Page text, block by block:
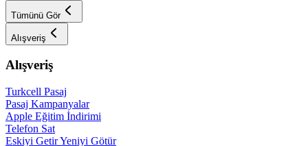
Tümünü Gör
Alışveriş
Alışveriş
Turkcell Pasaj
Pasaj Kampanyalar
Apple Eğitim İndirimi
Telefon Sat
Eskiyi Getir Yeniyi Götür